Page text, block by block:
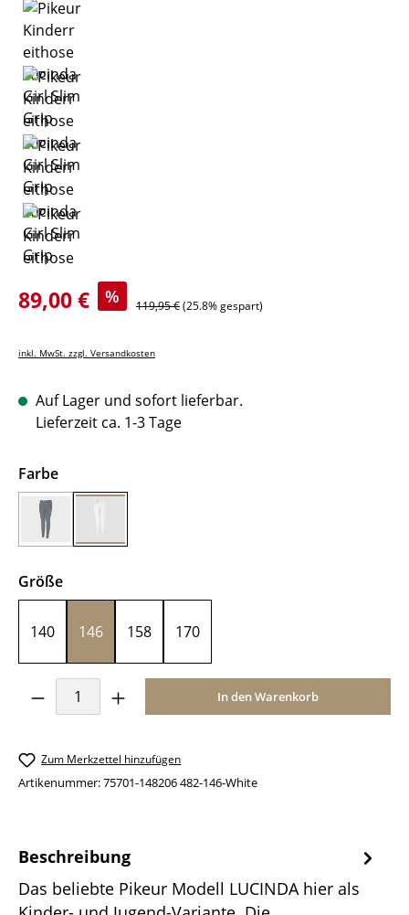
Verkaufspreis:
89,00 € % Regulärer Preis:
119,95 €(25.8% gespart)
inkl. MwSt. zzgl. Versandkosten
Auf Lager und sofort lieferbar.
Lieferzeit ca. 1-3 Tage
Farbeauswählen
Navy
(Diese Option ist zurzeit nicht verfügbar.)
Größeauswählen
140 146 158 170
Produkt Anzahl: Gib den gewünschten
In den Warenkorb
Zum Merkzettel hinzufügen
Artikenummer:75701-148206 482-146-White
Beschreibung
Das beliebte Pikeur Modell LUCINDA hier als